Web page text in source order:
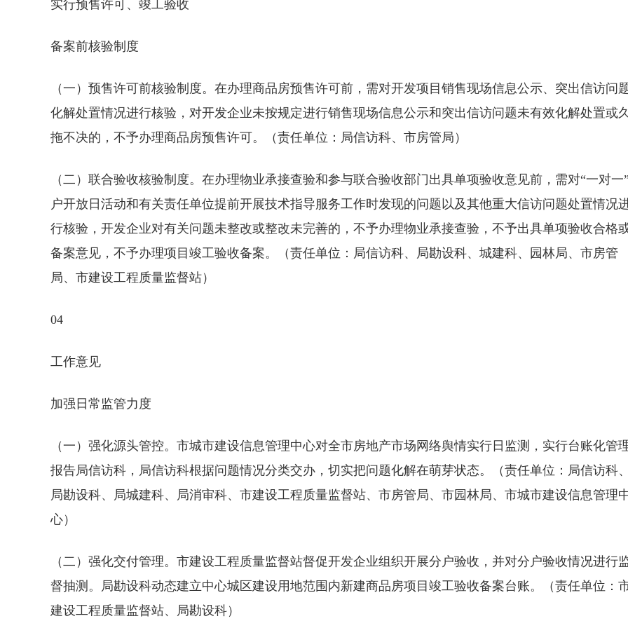
实行预售许可、竣工验收
备案前核验制度
（一）预售许可前核验制度。在办理商品房预售许可前，需对开发项目销售现场信息公示、突出信访问
化解处置情况进行核验，对开发企业未按规定进行销售现场信息公示和突出信访问题未有效化解处置或
拖不决的，不予办理商品房预售许可。（责任单位：局信访科、市房管局）
（二）联合验收核验制度。在办理物业承接查验和参与联合验收部门出具单项验收意见前，需对“一对一
户开放日活动和有关责任单位提前开展技术指导服务工作时发现的问题以及其他重大信访问题处置情况
行核验，开发企业对有关问题未整改或整改未完善的，不予办理物业承接查验，不予出具单项验收合格
备案意见，不予办理项目竣工验收备案。（责任单位：局信访科、局勘设科、城建科、园林局、市房管
局、市建设工程质量监督站）
04
工作意见
加强日常监管力度
（一）强化源头管控。市城市建设信息管理中心对全市房地产市场网络舆情实行日监测，实行台账化管
报告局信访科，局信访科根据问题情况分类交办，切实把问题化解在萌芽状态。（责任单位：局信访科、
局勘设科、局城建科、局消审科、市建设工程质量监督站、市房管局、市园林局、市城市建设信息管理
心）
（二）强化交付管理。市建设工程质量监督站督促开发企业组织开展分户验收，并对分户验收情况进行
督抽测。局勘设科动态建立中心城区建设用地范围内新建商品房项目竣工验收备案台账。（责任单位：
建设工程质量监督站、局勘设科）